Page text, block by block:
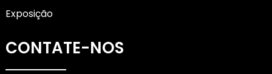
Exposição
CONTATE-NOS